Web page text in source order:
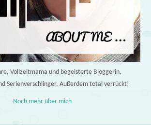
Vollzeitmama und begeisterte Bloggerin,
Serienverschlinger. Außerdem total verrückt!
Noch mehr über mich